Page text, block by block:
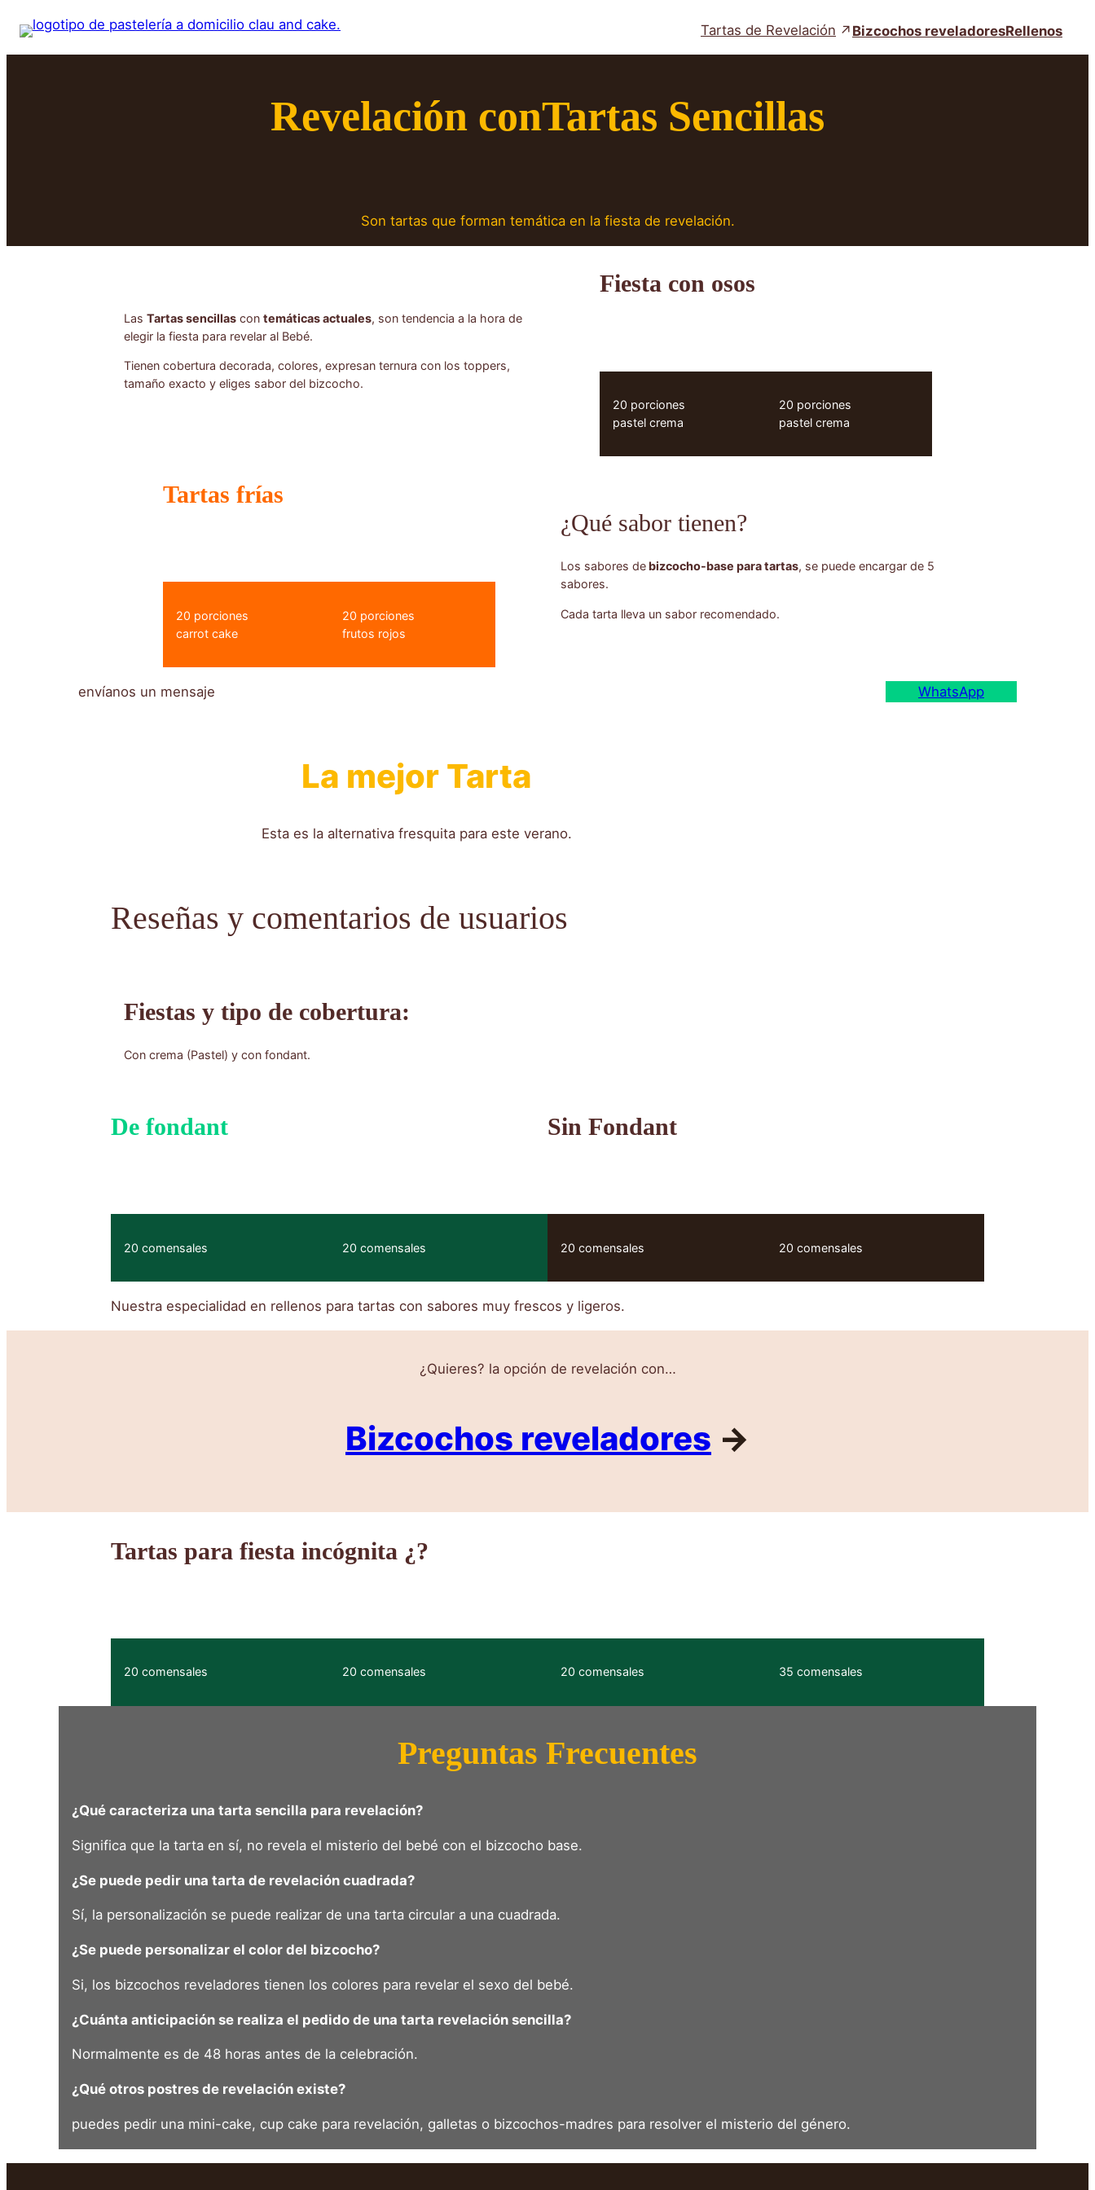
Saltar
contenido
Tartas de Revelación Bizcochos reveladoresRellenos
Revelación conTartas Sencillas
Son tartas que forman temática en la fiesta de revelación.
Las Tartas sencillas con temáticas actuales, son tendencia a la hora de
elegir la fiesta para revelar al Bebé.
Tienen cobertura decorada, colores, expresan ternura con los toppers,
tamaño exacto y eliges sabor del bizcocho.
Fiesta con osos
20 porciones
pastel crema
20 porciones
pastel crema
Tartas frías
20 porciones
carrot cake
20 porciones
frutos rojos
¿Qué sabor tienen?
Los sabores de bizcocho-base para tartas, se puede encargar de 5
sabores.
Cada tarta lleva un sabor recomendado.
envíanos un mensaje WhatsApp
La mejor Tarta
Esta es la alternativa fresquita para este verano.
Reseñas y comentarios de usuarios
Fiestas y tipo de cobertura:
Con crema (Pastel) y con fondant.
De fondant
20 comensales 20 comensales
Sin Fondant
20 comensales 20 comensales
Nuestra especialidad en rellenos para tartas con sabores muy frescos y ligeros.
¿Quieres? la opción de revelación con…
Bizcochos reveladores →
Tartas para fiesta incógnita ¿?
20 comensales 20 comensales 20 comensales 35 comensales
Preguntas Frecuentes
¿Qué caracteriza una tarta sencilla para revelación?
Significa que la tarta en sí, no revela el misterio del bebé con el bizcocho base.
¿Se puede pedir una tarta de revelación cuadrada?
Sí, la personalización se puede realizar de una tarta circular a una cuadrada.
¿Se puede personalizar el color del bizcocho?
Si, los bizcochos reveladores tienen los colores para revelar el sexo del bebé.
¿Cuánta anticipación se realiza el pedido de una tarta revelación sencilla?
Normalmente es de 48 horas antes de la celebración.
¿Qué otros postres de revelación existe?
puedes pedir una mini-cake, cup cake para revelación, galletas o bizcochos-madres para resolver el misterio del género.